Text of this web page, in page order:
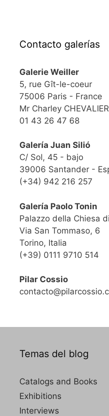
Contacto galerías
Galerie Weiller
5, rue Gît-le-coeur
75006 Paris - France
Mr Charley
01 43 26 47 68
Galería Juan Silió
C/ Sol, 45 - bajo
39006 Santander -
(+34) 942 216 257
Galería Paolo Tonin
Palazzo della Chiesa
Via San Tommaso, 6
Torino, Italia
(+39) 0111 9710 514
Pilar Cossio
Temas del blog
Catalogs and Books
Exhibitions
Interviews